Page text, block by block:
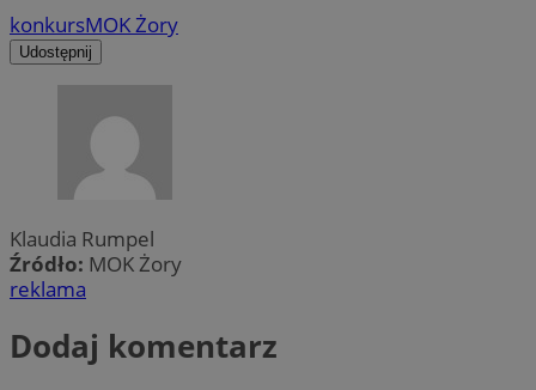
konkursMOK Żory
Udostępnij
Klaudia Rumpel
Źródło: MOK Żory
reklama
Dodaj komentarz